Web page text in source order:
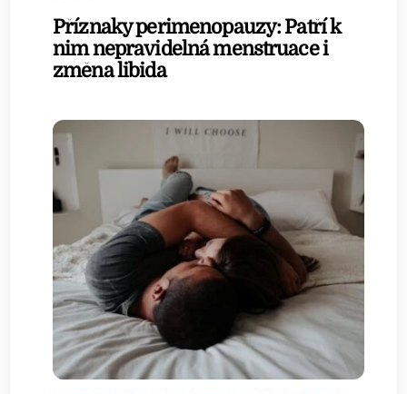
Příznaky perimenopauzy: Patří k
nim nepravidelná menstruace i
změna libida